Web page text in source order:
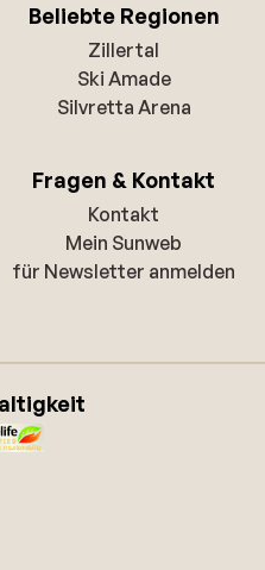
Beliebte Regionen
Zillertal
Ski Amade
Silvretta Arena
Fragen & Kontakt
Kontakt
Mein Sunweb
für Newsletter anmelden